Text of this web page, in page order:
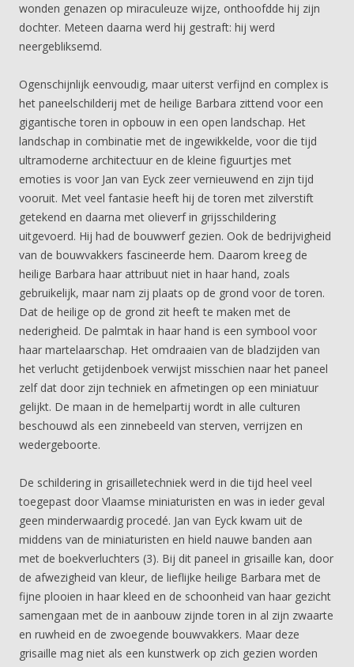
wonden genazen op miraculeuze wijze, onthoofdde hij zijn
dochter. Meteen daarna werd hij gestraft: hij werd
neergebliksemd.
Ogenschijnlijk eenvoudig, maar uiterst verfijnd en complex is
het paneelschilderij met de heilige Barbara zittend voor een
gigantische toren in opbouw in een open landschap. Het
landschap in combinatie met de ingewikkelde, voor die tijd
ultramoderne architectuur en de kleine figuurtjes met
emoties is voor Jan van Eyck zeer vernieuwend en zijn tijd
vooruit. Met veel fantasie heeft hij de toren met zilverstift
getekend en daarna met olieverf in grijsschildering
uitgevoerd. Hij had de bouwwerf gezien. Ook de bedrijvigheid
van de bouwvakkers fascineerde hem. Daarom kreeg de
heilige Barbara haar attribuut niet in haar hand, zoals
gebruikelijk, maar nam zij plaats op de grond voor de toren.
Dat de heilige op de grond zit heeft te maken met de
nederigheid. De palmtak in haar hand is een symbool voor
haar martelaarschap. Het omdraaien van de bladzijden van
het verlucht getijdenboek verwijst misschien naar het paneel
zelf dat door zijn techniek en afmetingen op een miniatuur
gelijkt. De maan in de hemelpartij wordt in alle culturen
beschouwd als een zinnebeeld van sterven, verrijzen en
wedergeboorte.
De schildering in grisailletechniek werd in die tijd heel veel
toegepast door Vlaamse miniaturisten en was in ieder geval
geen minderwaardig procedé. Jan van Eyck kwam uit de
middens van de miniaturisten en hield nauwe banden aan
met de boekverluchters (3). Bij dit paneel in grisaille kan, door
de afwezigheid van kleur, de lieflijke heilige Barbara met de
fijne plooien in haar kleed en de schoonheid van haar gezicht
samengaan met de in aanbouw zijnde toren in al zijn zwaarte
en ruwheid en de zwoegende bouwvakkers. Maar deze
grisaille mag niet als een kunstwerk op zich gezien worden